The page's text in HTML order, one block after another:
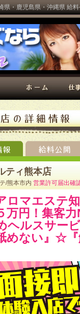
・鹿児島県・沖縄県 給
ティ熊本店
/熊本市内 営業許可届出確
ロマエステ
万円！集客
ヘルスサー
めない』☆『